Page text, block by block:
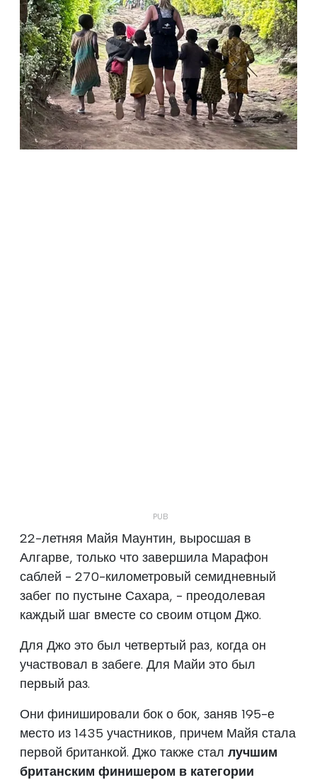
22-летняя Майя Маунтин, выросшая в
Алгарве, только что завершила Марафон
саблей - 270-километровый семидневный
забег по пустыне Сахара, - преодолевая
каждый шаг вместе со своим отцом Джо.
Для Джо это был четвертый раз, когда он
участвовал в забеге. Для Майи это был
первый раз.
Они финишировали бок о бок, заняв 195-е
место из 1435 участников, причем Майя стала
первой британкой. Джо также стал лучшим
британским финишером в категории